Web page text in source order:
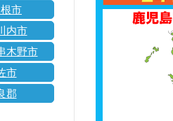
市
内市
木野市
市
郡